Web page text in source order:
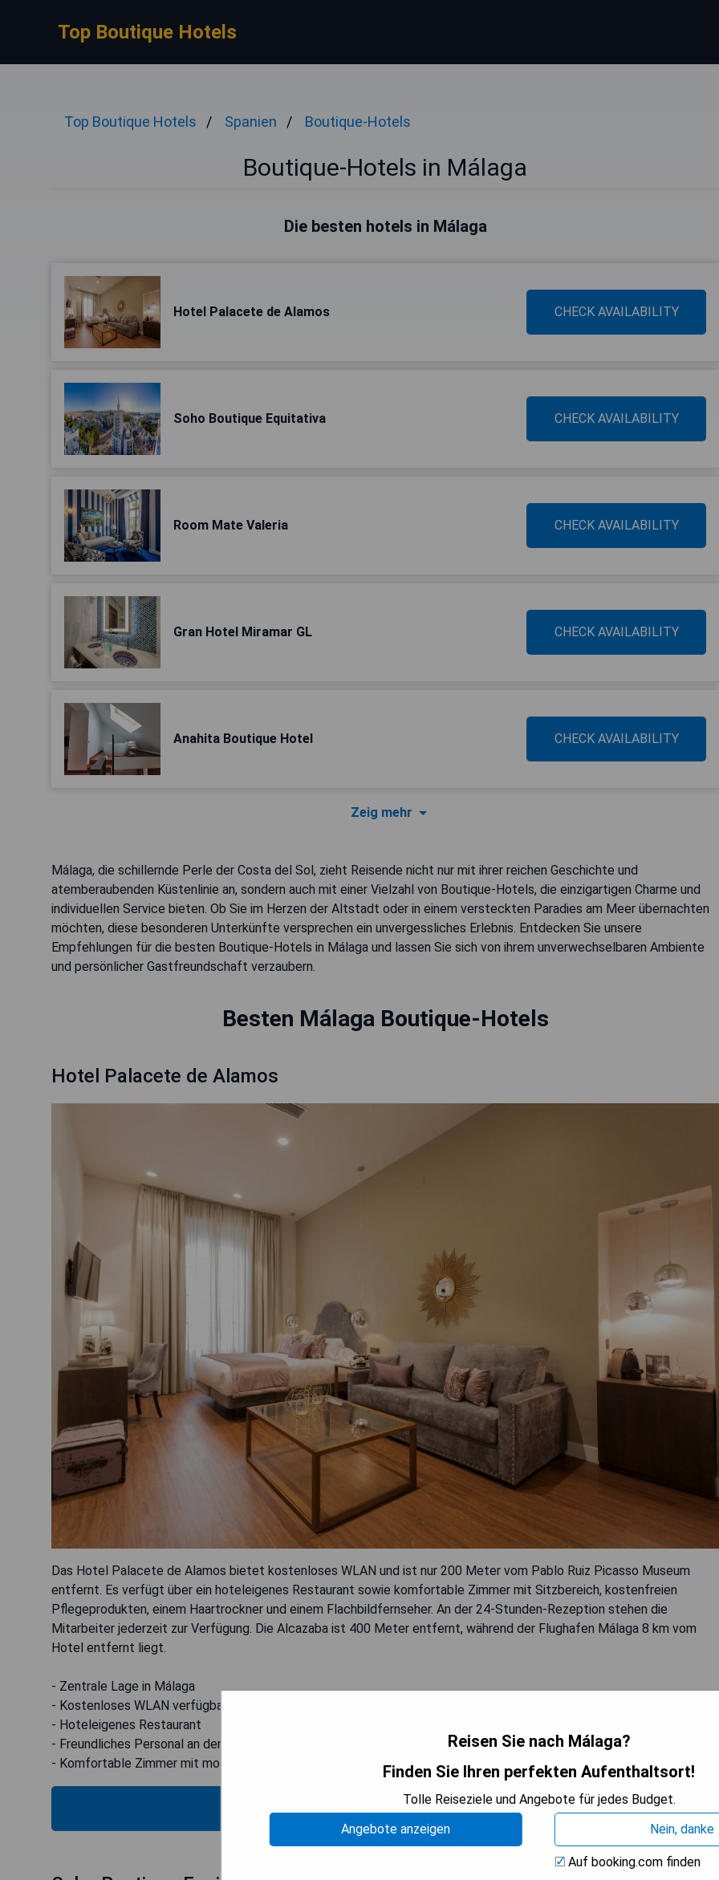
Top Boutique Hotels
Top Boutique Hotels Spanien Boutique-Hotels
Boutique-Hotels in Málaga
Die besten hotels in Málaga
Hotel Palacete de Alamos CHECK AVAILABILITY
Soho Boutique Equitativa CHECK AVAILABILITY
Room Mate Valeria CHECK AVAILABILITY
Gran Hotel Miramar GL CHECK AVAILABILITY
Anahita Boutique Hotel CHECK AVAILABILITY
Zeig mehr
Málaga, die schillernde Perle der Costa del Sol, zieht Reisende nicht nur mit ihrer reichen Geschichte und
atemberaubenden Küstenlinie an, sondern auch mit einer Vielzahl von Boutique-Hotels, die einzigartigen Charme und
individuellen Service bieten. Ob Sie im Herzen der Altstadt oder in einem versteckten Paradies am Meer übernachten
möchten, diese besonderen Unterkünfte versprechen ein unvergessliches Erlebnis. Entdecken Sie unsere
Empfehlungen für die besten Boutique-Hotels in Málaga und lassen Sie sich von ihrem unverwechselbaren Ambiente
und persönlicher Gastfreundschaft verzaubern.
Besten Málaga Boutique-Hotels
Hotel Palacete de Alamos
Das Hotel Palacete de Alamos bietet kostenloses WLAN und ist nur 200 Meter vom Pablo Ruiz Picasso Museum
entfernt. Es verfügt über ein hoteleigenes Restaurant sowie komfortable Zimmer mit Sitzbereich, kostenfreien
Pflegeprodukten, einem Haartrockner und einem Flachbildfernseher. An der 24-Stunden-Rezeption stehen die
Mitarbeiter jederzeit zur Verfügung. Die Alcazaba ist 400 Meter entfernt, während der Flughafen Málaga 8 km vom
Hotel entfernt liegt.
- Zentrale Lage in Málaga
- Kostenloses WLAN verfügbar
- Hoteleigenes Restaurant
- Freundliches Personal an der Rezeption
- Komfortable Zimmer mit modernen Annehmlichkeiten
VERFÜGBARKEIT PRÜFEN
Reisen Sie nach Málaga?
Finden Sie Ihren perfekten Aufenthaltsort!
Tolle Reiseziele und Angebote für jedes Budget.
Angebote anzeigen
Nein, danke
Auf booking.com finden